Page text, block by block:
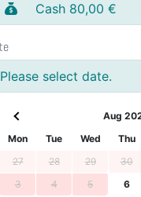
Cash 80,00 €
Please select date.
Aug
Mon
Tue Wed Thu
27
28 29 30
3
4 5 6